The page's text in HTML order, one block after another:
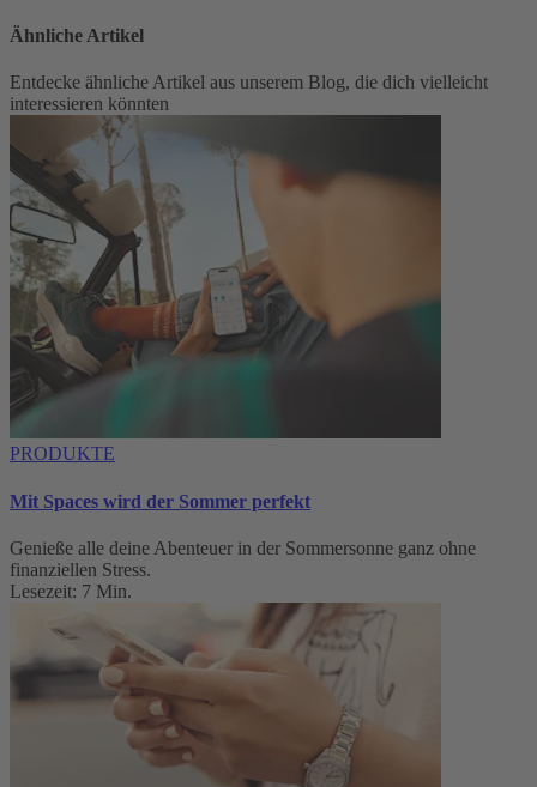
Ähnliche Artikel
Entdecke ähnliche Artikel aus unserem Blog, die dich vielleicht
interessieren könnten
PRODUKTE
Mit Spaces wird der Sommer perfekt
Genieße alle deine Abenteuer in der Sommersonne ganz ohne
finanziellen Stress.
Lesezeit: 7 Min.